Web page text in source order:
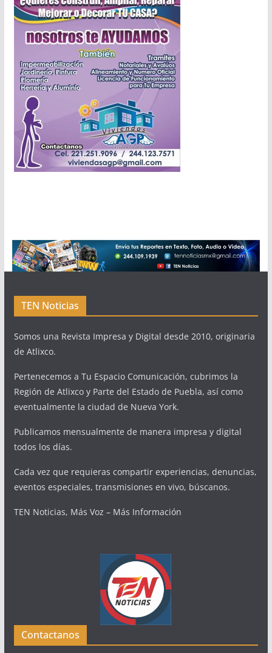
TEN Noticias
Somos una Revista Impresa y Digital desde 2010, originaria
de Atlixco.
Pertenecemos a Tu Espacio Comunicación, cubrimos la
Región de Atlixco y Parte del Estado de Puebla, así como
eventualmente la ciudad de Nueva York.
Publicamos mensualmente de manera impresa y digital
todos los días.
Cada vez que requieras compartir experiencias, denuncias,
eventos especiales, transmisiones en vivo, búscanos.
TEN Noticias, Más Voz – Más Información
Contactanos